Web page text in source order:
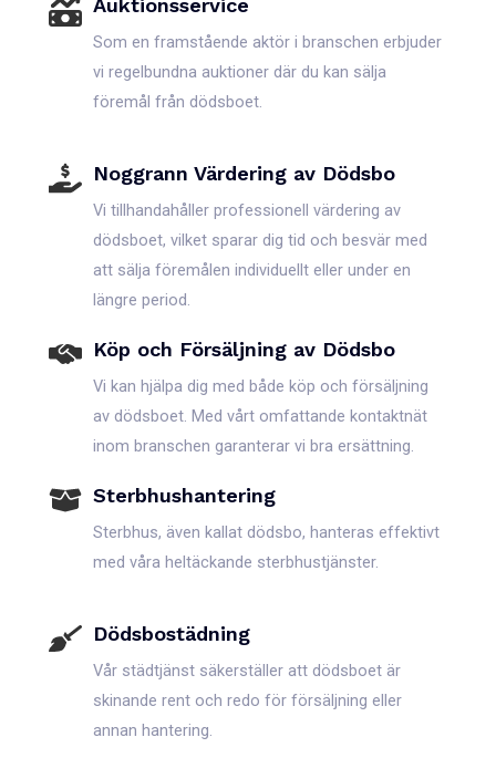
Auktionsservice
Som en framstående aktör i branschen erbjuder
vi regelbundna auktioner där du kan sälja
föremål från dödsboet.
Noggrann Värdering av Dödsbo
Vi tillhandahåller professionell värdering av
dödsboet, vilket sparar dig tid och besvär med
att sälja föremålen individuellt eller under en
längre period.
Köp och Försäljning av Dödsbo
Vi kan hjälpa dig med både köp och försäljning
av dödsboet. Med vårt omfattande kontaktnät
inom branschen garanterar vi bra ersättning.
Sterbhushantering
Sterbhus, även kallat dödsbo, hanteras effektivt
med våra heltäckande sterbhustjänster.
Dödsbostädning
Vår städtjänst säkerställer att dödsboet är
skinande rent och redo för försäljning eller
annan hantering.